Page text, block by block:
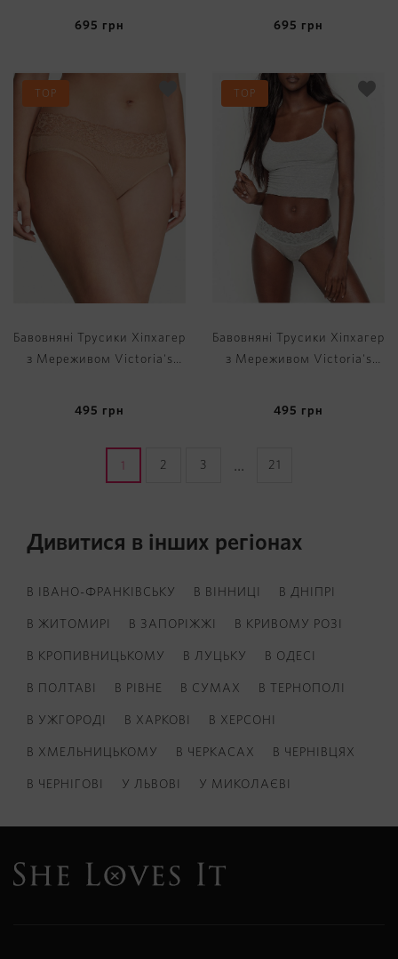
Hiphugger Panty
695 грн
Hiphugger Panty
695 грн
TOP
Бавовняні Трусики Хіпхагер
з Мереживом Victoria's
495 грн
TOP
Бавовняні Трусики Хіпхагер
з Мереживом Victoria's
495 грн
1 2 3 ... 21
Дивитися в інших регіонах
В ІВАНО-ФРАНКІВСЬКУ В ВІННИЦІ В ДНІПРІ
В ЖИТОМИРІ В ЗАПОРІЖЖІ В КРИВОМУ РОЗІ
В КРОПИВНИЦЬКОМУ В ЛУЦЬКУ В ОДЕСІ
В ПОЛТАВІ В РІВНЕ В СУМАХ В ТЕРНОПОЛІ
В УЖГОРОДІ В ХАРКОВІ В ХЕРСОНІ
В ХМЕЛЬНИЦЬКОМУ В ЧЕРКАСАХ В ЧЕРНІВЦЯХ
В ЧЕРНІГОВІ У ЛЬВОВІ У МИКОЛАЄВІ